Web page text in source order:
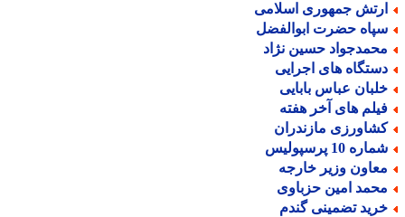
جمهوری اسلامی
حضرت ابوالفضل
حسین نژاد
های اجرایی
عباس بابایی
های آخر هفته
مازندران
10 پرسپولیس
وزیر خارجه
امین حزباوی
تضمینی گندم